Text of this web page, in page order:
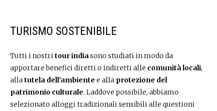
TURISMO SOSTENIBILE
Tutti i nostritour indiasono studiati in modo da
apportare benefici diretti o indiretti alle comunità locali,
allatutela dell’ambiente e alla protezione del
patrimonio culturale. Laddove possibile, abbiamo
selezionato alloggi tradizionali sensibili alle questioni